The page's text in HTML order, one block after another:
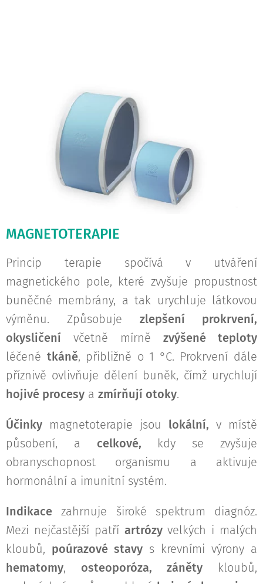
MAGNETOTERAPIE
Princip terapie spočívá v utváření
magnetického pole, které zvyšuje propustnost
buněčné membrány, a tak urychluje látkovou
výměnu. Způsobuje zlepšení prokrvení,
okysličení včetně mírně zvýšené teploty
léčené tkáně, přibližně o 1 °C. Prokrvení dále
příznivě ovlivňuje dělení buněk, čímž urychlují
hojivé procesy a zmírňují otoky.
Účinky magnetoterapie jsou lokální, v místě
působení, a celkové, kdy se zvyšuje
obranyschopnost organismu a aktivuje
hormonální a imunitní systém.
Indikace zahrnuje široké spektrum diagnóz.
Mezi nejčastější patří artrózyvelkých i malých
kloubů, poúrazové stavy s krevními výrony a
hematomy, osteoporóza, záněty kloubů,